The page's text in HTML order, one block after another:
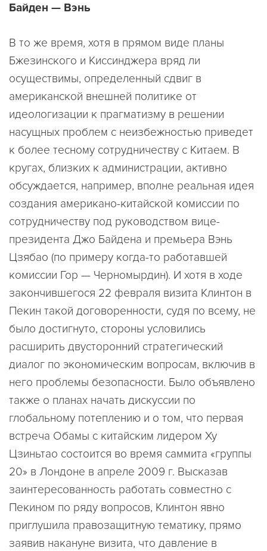
Байден — Вэнь
В то же время, хотя в прямом виде планы
Бжезинского и Киссинджера вряд ли
осуществимы, определенный сдвиг в
американской внешней политике от
идеологизации к прагматизму в решении
насущных проблем с неизбежностью приведет
к более тесному сотрудничеству с Китаем. В
кругах, близких к администрации, активно
обсуждается, например, вполне реальная идея
создания американо-китайской комиссии по
сотрудничеству под руководством вице-
президента Джо Байдена и премьера Вэнь
Цзябао (по примеру когда-то работавшей
комиссии Гор — Черномырдин). И хотя в ходе
закончившегося 22 февраля визита Клинтон в
Пекин такой договоренности, судя по всему, не
было достигнуто, стороны условились
расширить двусторонний стратегический
диалог по экономическим вопросам, включив в
него проблемы безопасности. Было объявлено
также о планах начать дискуссии по
глобальному потеплению и о том, что первая
встреча Обамы с китайским лидером Ху
Цзиньтао состоится во время саммита «группы
20» в Лондоне в апреле 2009 г. Высказав
заинтересованность работать совместно с
Пекином по ряду вопросов, Клинтон явно
приглушила правозащитную тематику, прямо
заявив накануне визита, что давление в